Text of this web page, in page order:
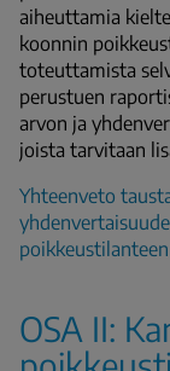
aiheuttamia
koonnin
toteuttamista
perustuen
arvon ja
joista tarvitaan
Yhteenveto
OSA II: